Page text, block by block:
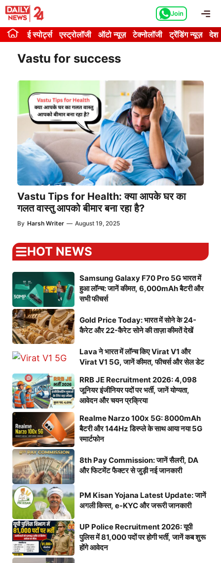
Skip
content
Join
ई स्पोर्ट्स एस्ट्रोलॉजी ऑटो न्यूज़ टेक्नोलॉजी ट्रेंडिंग न्यूज़ देश
Vastu for success
Vastu Tips for Health: क्या आपके घर का
गलत वास्तु आपको बीमार बना रहा है?
By Harsh Writer — August 19, 2025
HOT NEWS
Samsung Galaxy F70 Pro 5G भारत में
हुआ लॉन्च: जानें कीमत, 6,000mAh बैटरी और
सभी फीचर्स
Gold Price Today: भारत में सोने के 24-
कैरेट और 22-कैरेट सोने की ताज़ा कीमतें देखें
Lava ने भारत में लॉन्च किए Virat V1 और
Virat V1 5G, जानें कीमत, फीचर्स और सेल डेट
RRB JE Recruitment 2026: 4,098
जूनियर इंजीनियर पदों पर भर्ती, जानें योग्यता,
आवेदन और चयन प्रक्रिया
Realme Narzo 100x 5G: 8000mAh
बैटरी और 144Hz डिस्प्ले के साथ आया नया 5G
स्मार्टफोन
8th Pay Commission: जानें सैलरी, DA
और फिटमेंट फैक्टर से जुड़ी नई जानकारी
PM Kisan Yojana Latest Update: जानें
अगली किस्त, e-KYC और जरूरी जानकारी
UP Police Recruitment 2026: यूपी
पुलिस में 81,000 पदों पर होगी भर्ती, जानें कब शुरू
होंगे आवेदन